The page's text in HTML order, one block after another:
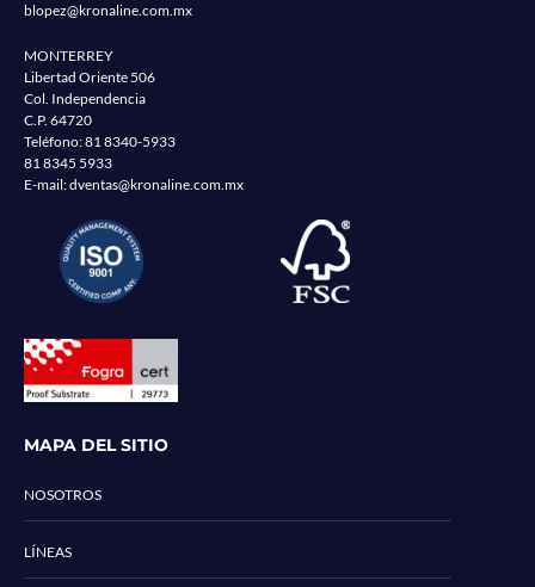
blopez@kronaline.com.mx
MONTERREY
Libertad Oriente 506
Col. Independencia
C.P. 64720
Teléfono:81 8340-5933
81 8345 5933
E-mail:dventas@kronaline.com.mx
MAPA DEL SITIO
NOSOTROS
LÍNEAS